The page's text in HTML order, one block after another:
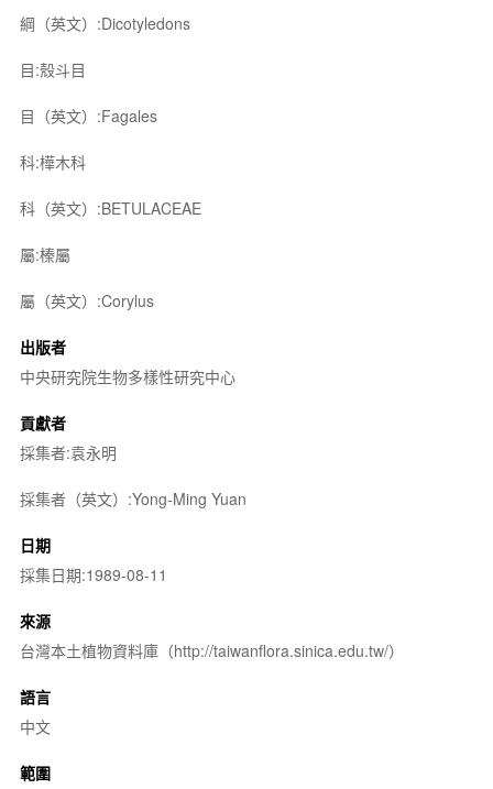
綱（英文）:Dicotyledons
目:殼斗目
目（英文）:Fagales
科:樺木科
科（英文）:BETULACEAE
屬:榛屬
屬（英文）:Corylus
出版者
中央研究院生物多樣性研究中心
貢獻者
採集者:袁永明
採集者（英文）:Yong-Ming Yuan
日期
採集日期:1989-08-11
來源
台灣本土植物資料庫（http://taiwanflora.sinica.edu.tw/）
語言
中文
範圍